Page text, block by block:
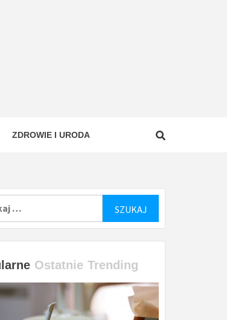
ZDROWIE I URODA
Ostatnie Trending